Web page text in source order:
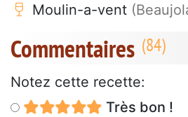
Moulin-a-vent
Commentaires
Notez cette recette:
Très bon !